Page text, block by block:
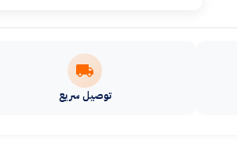
توصيل سريع